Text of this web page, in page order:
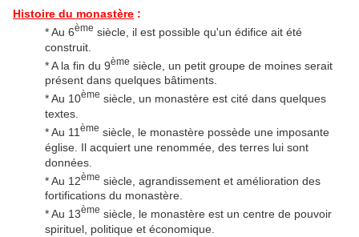
Histoire du monastère :
* Au 6ème siècle, il est possible qu'un édifice ait été
construit.
* A la fin du 9ème siècle, un petit groupe de moines serait
présent dans quelques bâtiments.
* Au 10ème siècle, un monastère est cité dans quelques
textes.
* Au 11 ème siècle, le monastère possède une imposante
église. Il acquiert une renommée, des terres lui sont
données.
* Au 12ème siècle, agrandissement et amélioration des
fortifications du monastère.
* Au 13ème siècle, le monastère est un centre de pouvoir
spirituel, politique et économique.